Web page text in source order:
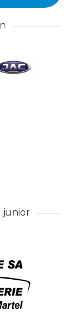
junior